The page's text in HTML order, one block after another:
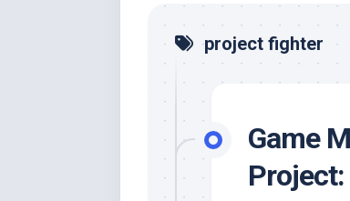
project fighter
Game